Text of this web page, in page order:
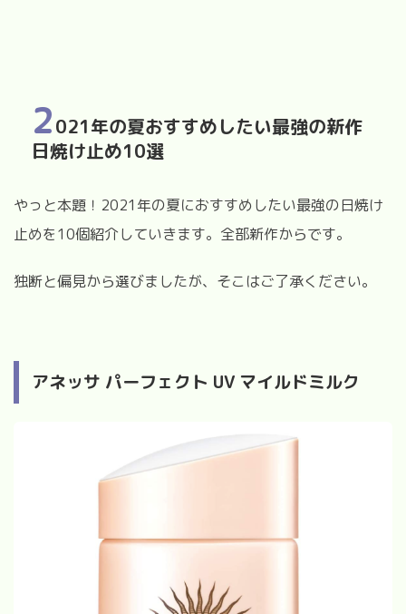
2021年の夏おすすめしたい最強の新作
日焼け止め10選
やっと本題！2021年の夏におすすめしたい最強の日焼け
止めを10個紹介していきます。全部新作からです。
独断と偏見から選びましたが、そこはご了承ください。
アネッサ パーフェクト UV マイルドミルク